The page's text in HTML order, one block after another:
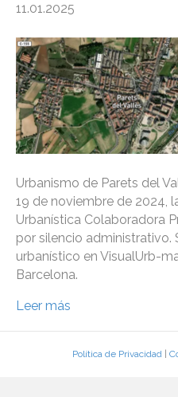
11.01.2025
Urbanismo de Parets del
19 de noviembre de 2024,
Urbanística Colaboradora
por silencio administrativo.
urbanístico en VisualUrb-
Barcelona.
Leer más
Política de Privacidad|